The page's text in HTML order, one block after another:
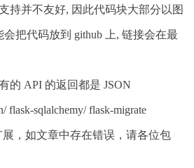
持并不友好, 因此代码块大部分以图
把代码放到 github 上, 链接会在最
的 API 的返回都是 JSON
sqlalchemy/ flask-migrate
，如文章中存在错误，请各位包